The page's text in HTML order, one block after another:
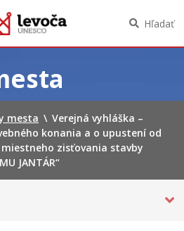
Hľadať
mesta \ Verejná vyhláška –
konania a o upustení od
zisťovania stavby
JANTÁR“